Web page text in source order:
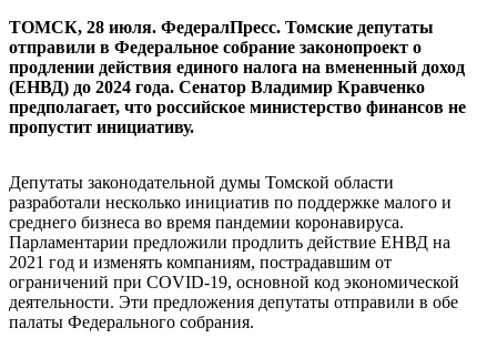
ТОМСК, 28 июля. ФедералПресс. Томские депутаты
отправили в Федеральное собрание законопроект о
продлении действия единого налога на вмененный доход
(ЕНВД) до 2024 года. Сенатор Владимир Кравченко
предполагает, что российское министерство финансов не
пропустит инициативу.
Депутаты законодательной думы Томской области
разработали несколько инициатив по поддержке малого и
среднего бизнеса во время пандемии коронавируса.
Парламентарии предложили продлить действие ЕНВД на
2021 год и изменять компаниям, пострадавшим от
ограничений при COVID-19, основной код экономической
деятельности. Эти предложения депутаты отправили в обе
палаты Федерального собрания.